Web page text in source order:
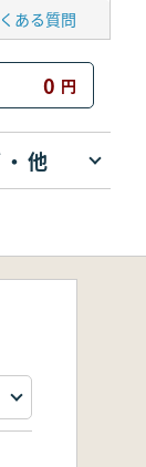
ある質問
0 円
他